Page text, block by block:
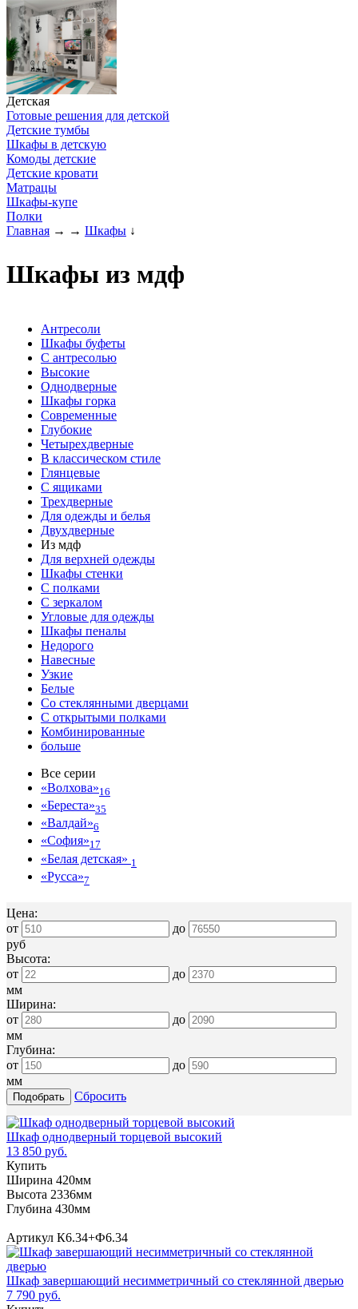
Детская
Готовые решения для детской
Детские тумбы
Шкафы в детскую
Комоды детские
Детские кровати
Матрацы
Шкафы-купе
Полки
Главная → → Шкафы ↓
Шкафы из мдф
Антресоли
Шкафы буфеты
С антресолью
Высокие
Однодверные
Шкафы горка
Современные
Глубокие
Четырехдверные
В классическом стиле
Глянцевые
С ящиками
Трехдверные
Для одежды и белья
Двухдверные
Из мдф
Для верхней одежды
Шкафы стенки
С полками
С зеркалом
Угловые для одежды
Шкафы пеналы
Недорого
Навесные
Узкие
Белые
Со стеклянными дверцами
С открытыми полками
Комбинированные
больше
Все серии
«Волхова»16
«Береста»35
«Валдай»6
«София»17
«Белая детская» 1
«Русса»7
Цена:
от
до
руб
Высота:
от
до
мм
Ширина:
от
до
мм
Глубина:
от
до
мм
Сбросить
Шкаф однодверный торцевой высокий
13 850 руб.
Купить
Ширина 420мм
Высота 2336мм
Глубина 430мм
Артикул К6.34+Ф6.34
Шкаф завершающий несимметричный со стеклянной дверью
7 790 руб.